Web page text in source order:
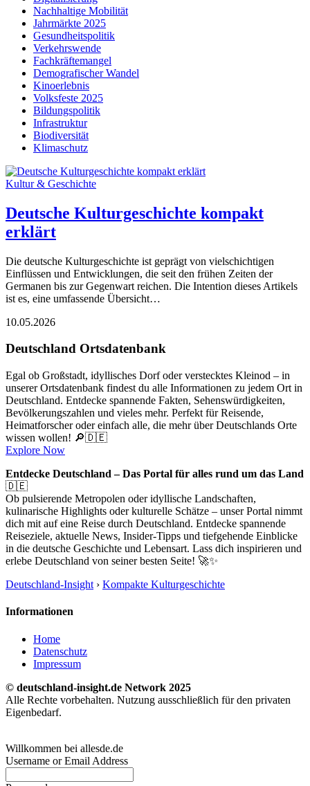
Nachhaltige Mobilität
Jahrmärkte 2025
Gesundheitspolitik
Verkehrswende
Fachkräftemangel
Demografischer Wandel
Kinoerlebnis
Volksfeste 2025
Bildungspolitik
Infrastruktur
Biodiversität
Klimaschutz
Kultur & Geschichte
Deutsche Kulturgeschichte kompakt
erklärt
Die deutsche Kulturgeschichte ist geprägt von vielschichtigen
Einflüssen und Entwicklungen, die seit den frühen Zeiten der
Germanen bis zur Gegenwart reichen. Die Intention dieses Artikels
ist es, eine umfassende Übersicht…
10.05.2026
Deutschland Ortsdatenbank
Egal ob Großstadt, idyllisches Dorf oder verstecktes Kleinod – in
unserer Ortsdatenbank findest du alle Informationen zu jedem Ort in
Deutschland. Entdecke spannende Fakten, Sehenswürdigkeiten,
Bevölkerungszahlen und vieles mehr. Perfekt für Reisende,
Heimatforscher oder einfach alle, die mehr über Deutschlands Orte
wissen wollen! 🔎🇩🇪
Explore Now
Entdecke Deutschland – Das Portal für alles rund um das Land
🇩🇪
Ob pulsierende Metropolen oder idyllische Landschaften,
kulinarische Highlights oder kulturelle Schätze – unser Portal nimmt
dich mit auf eine Reise durch Deutschland. Entdecke spannende
Reiseziele, aktuelle News, Insider-Tipps und tiefgehende Einblicke
in die deutsche Geschichte und Lebensart. Lass dich inspirieren und
erlebe Deutschland von seiner besten Seite! 🚀✨
Deutschland-Insight › Kompakte Kulturgeschichte
Informationen
Home
Datenschutz
Impressum
© deutschland-insight.de Network 2025
Alle Rechte vorbehalten. Nutzung ausschließlich für den privaten
Eigenbedarf.
Willkommen bei allesde.de
Username or Email Address